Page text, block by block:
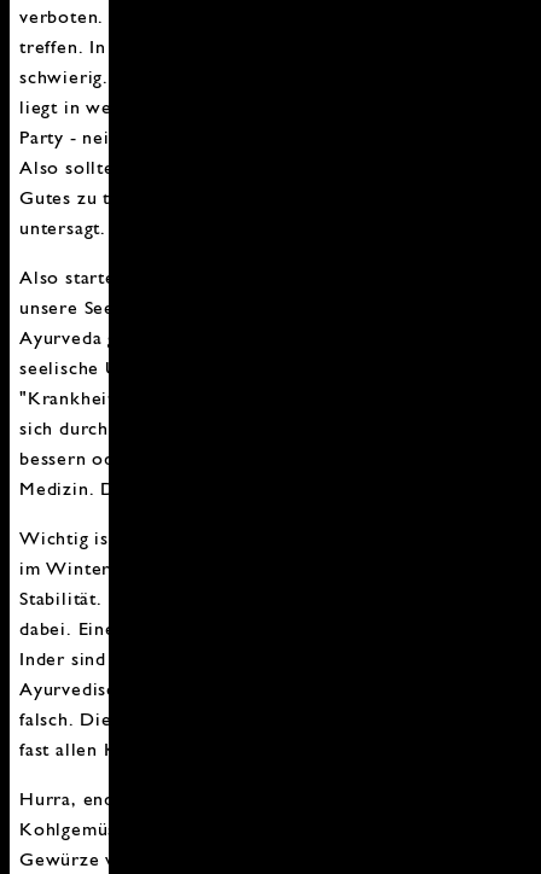
verboten. Wir können nur begrenzt Freunde und Familie
treffen. In Urlaub fahren ist gerade auch mehr als
schwierig. Eine Auszeit in der Sauna oder Wellness Oase
liegt in weiter Ferne. Kino - nein, Spieleabende - nein,
Party - nein, Essen gehen - nein, Sport nur bedingt usw.
Also sollten wir versuchen unserer Seele anders etwas
Gutes zu tun und Essen ist zum Glück noch nicht
untersagt.
Also starten wir doch das neue Jahr mit dem Vorsatz
unsere Seele zu "füttern". Genau hier setzt Ayurveda an.
Ayurveda geht davon aus, dass jedes körperliche oder
seelische Ungleichgewicht ein Problem darstellt und
"Krankheiten" verursacht. Es vertritt die Ansicht, dass
sich durch die richtigen Speisen viele Beschwerden
bessern oder sogar ganz beheben lassen. Nahrung gilt als
Medizin. Das bekommen wir hin ☺️
Wichtig ist dabei sich im Jahreszyklus zu bewegen. Jetzt
im Winter braucht der Körper viel mehr Energie und
Stabilität. Schwere, wärmende Gerichte helfen ihm
dabei. Eine große Rolle spielen zudem Gewürze. Für
Inder sind Gewürze göttliche Nahrung. Wer nun denkt,
Ayurvedisch kochen heißt, asiatisch zu kochen, liegt
falsch. Die grundlegenden Regeln dieser Küche sind in
fast allen Küchen der Welt zu finden.
Hurra, endlich kommen all die wunderbaren Gewürze,
Kohlgemüse und Hülsenfrüchte in Topf und Pfanne!
Gewürze wie Ingwer, Nelke, Muskat, Zimt und Pfeffer